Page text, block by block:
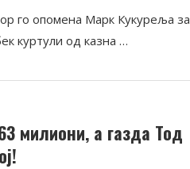
го опомена Марк Кукуреља за
куртули од казна …
милиони, а газда Тод